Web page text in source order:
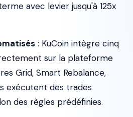
avec levier jusqu'à 125x
: KuCoin intègre cinq
sur la plateforme
Grid, Smart Rebalance,
exécutent des trades
des règles prédéfinies.